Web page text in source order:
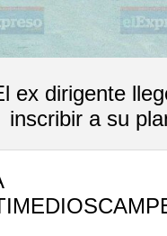
ex dirigente
inscribir a su